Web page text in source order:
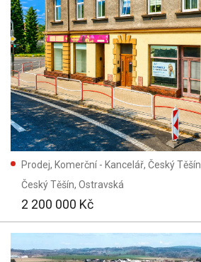
Prodej, Komerční - Kancelář, Český Těšín
Český Těšín, Ostravská
2 200 000 Kč